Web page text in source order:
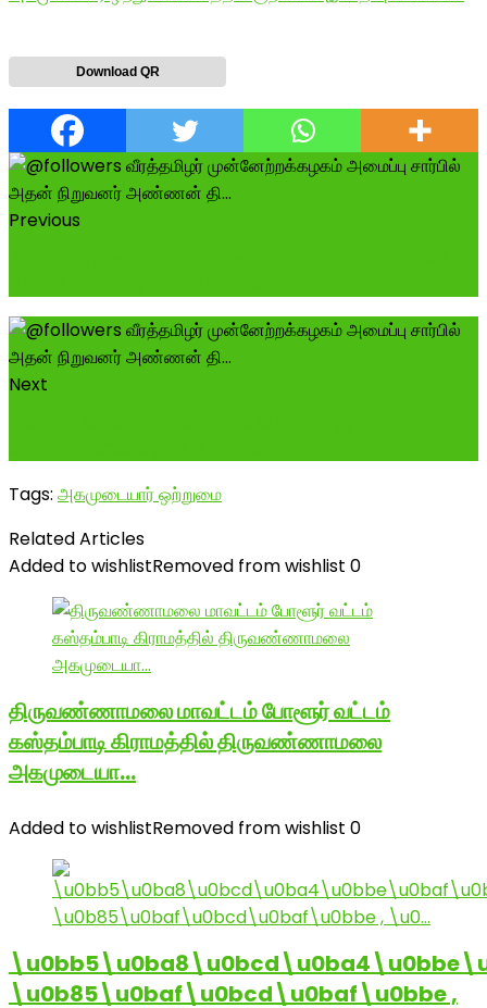
Download QR
Previous
Next
Tags: அகமுடையார் ஒற்றுமை
Related Articles
Added to wishlistRemoved from wishlist 0
திருவண்ணாமலை மாவட்டம் போளூர் வட்டம்
கஸ்தம்பாடி கிராமத்தில் திருவண்ணாமலை
அகமுடையா…
Added to wishlistRemoved from wishlist 0
\u0b85\u0baf\u0bcd\u0baf\u0bbe ,